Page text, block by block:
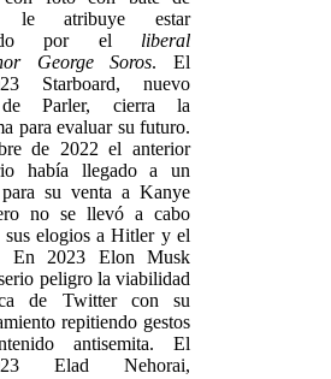
le atribuye estar
por el liberal
George Soros. El
Starboard, nuevo
Parler, cierra la
para evaluar su futuro.
de 2022 el anterior
había llegado a un
para su venta a Kanye
no se llevó a cabo
sus elogios a Hitler y el
En 2023 Elon Musk
peligro la viabilidad
de Twitter con su
repitiendo gestos
antisemita. El
Elad Nehorai,